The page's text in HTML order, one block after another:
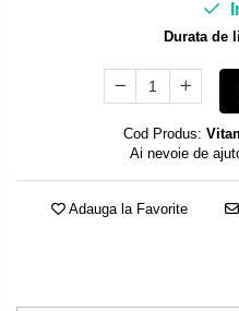
Durata de
Cod Produs:
Ai nevoie de
Adauga la Favorite